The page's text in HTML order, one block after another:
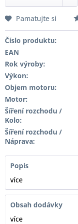
Pamatujte si
Číslo produktu:
EAN
Rok výroby:
Výkon:
Objem motoru:
Motor:
Šíření rozchodu /
Kolo:
Šíření rozchodu /
Náprava:
Popis
více
Obsah dodávky
více